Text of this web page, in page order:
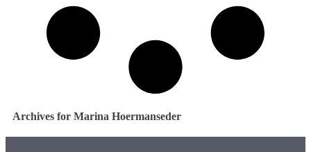
Archives for Marina Hoermanseder